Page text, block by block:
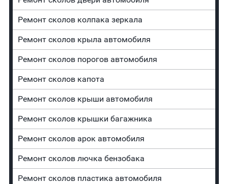
Ремонт сколов колпака зеркала
Ремонт сколов крыла автомобиля
Ремонт сколов порогов автомобиля
Ремонт сколов капота
Ремонт сколов крыши автомобиля
Ремонт сколов крышки багажника
Ремонт сколов арок автомобиля
Ремонт сколов лючка бензобака
Ремонт сколов пластика автомобиля